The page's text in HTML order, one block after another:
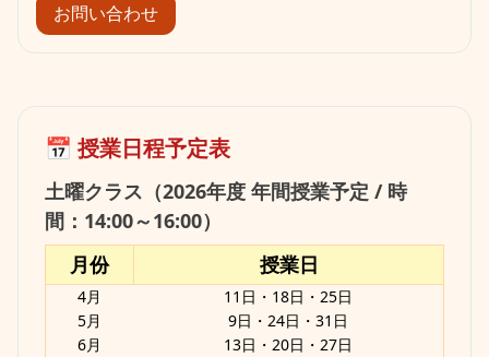
お問い合わせ
📅 授業日程予定表
土曜クラス（2026年度 年間授業予定 / 時
間：14:00～16:00）
月份
授業日
4月
11日・18日・25日
5月
9日・24日・31日
6月
13日・20日・27日